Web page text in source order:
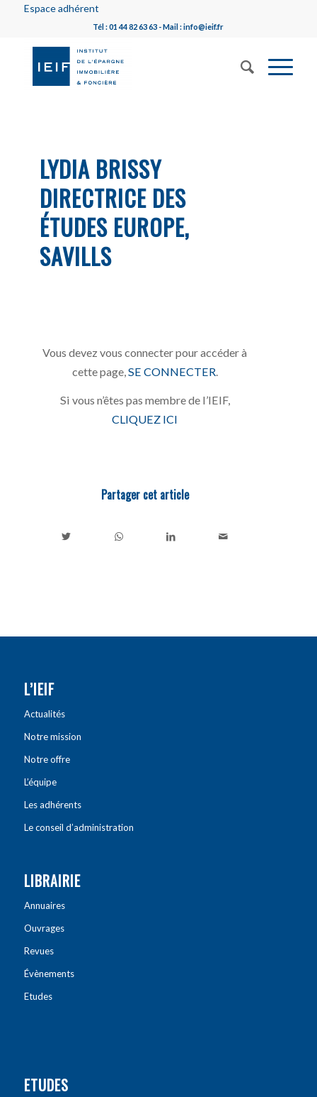
Espace adhérent
Tél : 01 44 82 63 63 - Mail : info@ieif.fr
LYDIA BRISSY
DIRECTRICE DES
ÉTUDES EUROPE,
SAVILLS
Vous devez vous connecter pour accéder à
cette page, SE CONNECTER
Si vous n’êtes pas membre de l’IEIF,
CLIQUEZ ICI
Partager cet article
L’IEIF
Actualités
Notre mission
Notre offre
L’équipe
Les adhérents
Le conseil d’administration
LIBRAIRIE
Annuaires
Ouvrages
Revues
Évènements
Etudes
ETUDES